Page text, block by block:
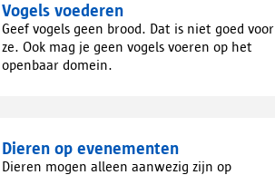
Vogels voederen
Geef vogels geen brood. Dat is niet goed voor
ze. Ook mag je geen vogels voeren op het
openbaar domein.
Dieren op evenementen
Dieren mogen alleen aanwezig zijn op